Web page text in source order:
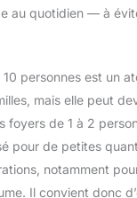
au quotidien — à
personnes est un
mais elle peut
foyers de 1 à 2
pour de petites
notamment
Il convient donc